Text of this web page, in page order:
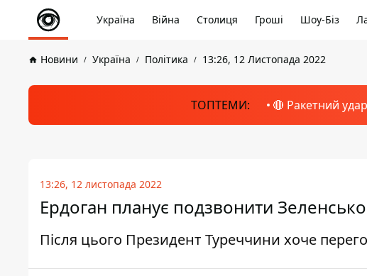
Україна Війна Столиця Гроші Шоу-Біз
Новини Україна Політика 13:26, 12 Листопада 2022
ТОПТЕМИ: 🔴 Ракетний
13:26, 12 листопада 2022
Ердоган планує подзвонити
Після цього Президент Туреччини хоче